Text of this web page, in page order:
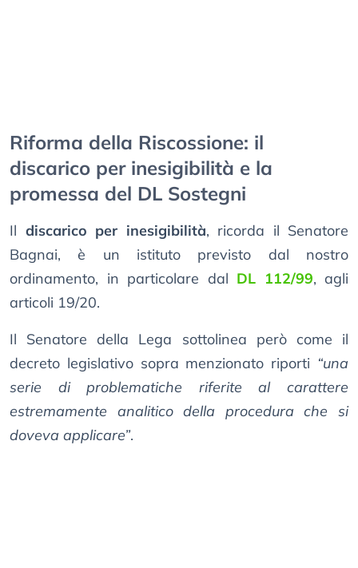
Riforma della Riscossione: il
discarico per inesigibilità e la
promessa del DL Sostegni
Il discarico per inesigibilità, ricorda il Senatore
Bagnai, è un istituto previsto dal nostro
ordinamento, in particolare dal DL 112/99, agli
articoli 19/20.
Il Senatore della Lega sottolinea però come il
decreto legislativo sopra menzionato riporti “una
serie di problematiche riferite al carattere
estremamente analitico della procedura che si
doveva applicare”.